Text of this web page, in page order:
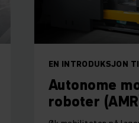
EN INTRODUKSJON TIL
Autonome mobile
roboter (AMR)